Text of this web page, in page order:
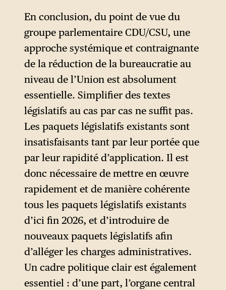
En conclusion, du point de vue du
groupe parlementaire CDU/CSU, une
approche systémique et contraignante
de la réduction de la bureaucratie au
niveau de l’Union est absolument
essentielle. Simplifier des textes
législatifs au cas par cas ne suffit pas.
Les paquets législatifs existants sont
insatisfaisants tant par leur portée que
par leur rapidité d’application. Il est
donc nécessaire de mettre en œuvre
rapidement et de manière cohérente
tous les paquets législatifs existants
d’ici fin 2026, et d’introduire de
nouveaux paquets législatifs afin
d’alléger les charges administratives.
Un cadre politique clair est également
essentiel : d’une part, l’organe central